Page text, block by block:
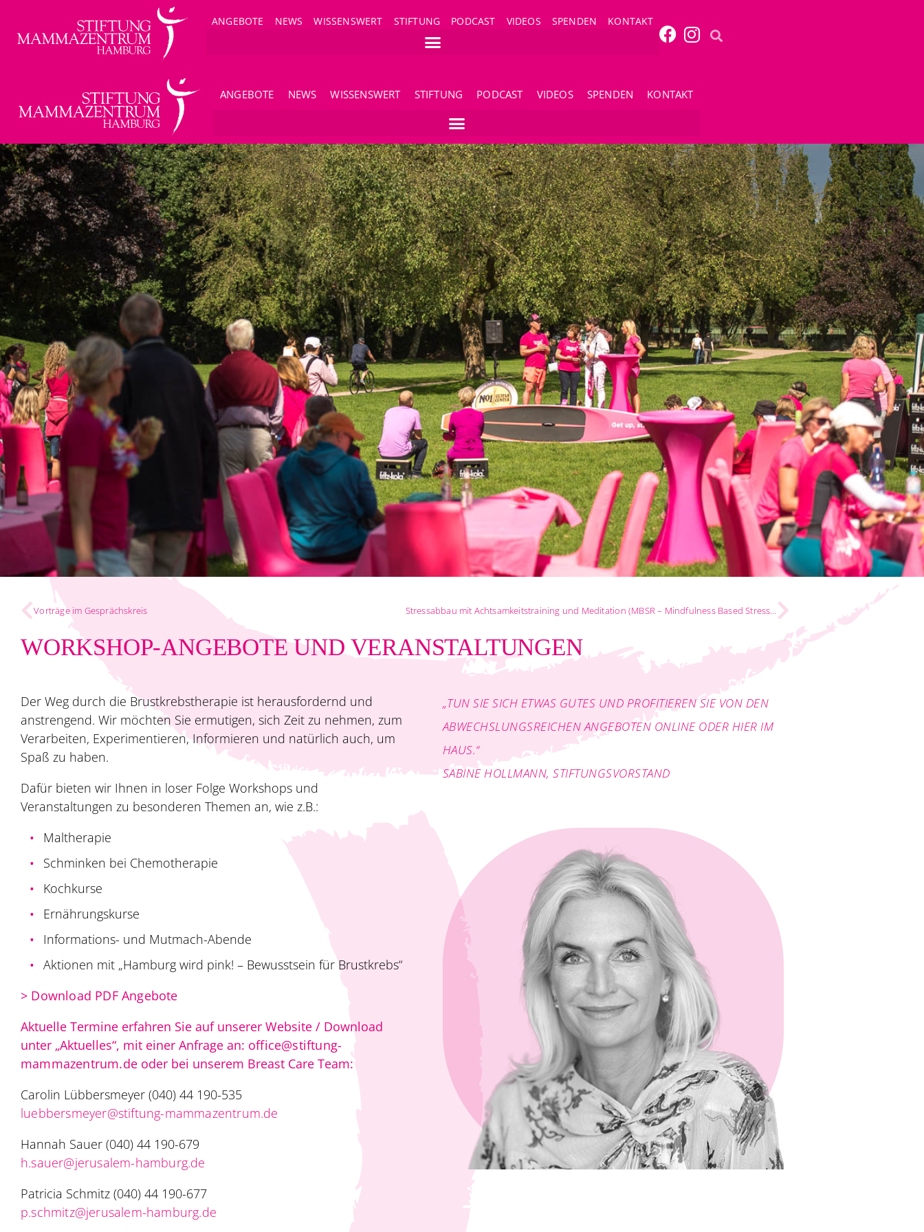
ANGEBOTE NEWS WISSENSWERT STIFTUNG PODCAST VIDEOS SPENDEN KONTAKT
ANGEBOTE NEWS WISSENSWERT STIFTUNG PODCAST VIDEOS SPENDEN KONTAKT
Vorträge im Gesprächskreis Stressabbau mit Achtsamkeitstraining und Meditation (MBSR – Mindfulness Based Stress Reduction)
WORKSHOP-ANGEBOTE UND VERANSTALTUNGEN
Der Weg durch die Brustkrebstherapie ist herausfordernd und
anstrengend. Wir möchten Sie ermutigen, sich Zeit zu nehmen, zum
Verarbeiten, Experimentieren, Informieren und natürlich auch, um
Spaß zu haben.
Dafür bieten wir Ihnen in loser Folge Workshops und
Veranstaltungen zu besonderen Themen an, wie z.B.:
Maltherapie
Schminken bei Chemotherapie
Kochkurse
Ernährungskurse
Informations- und Mutmach-Abende
Aktionen mit „Hamburg wird pink! – Bewusstsein für Brustkrebs“
> Download PDF Angebote
Aktuelle Termine erfahren Sie auf unserer Website / Download
unter „Aktuelles“, mit einer Anfrage an: office@stiftung-
mammazentrum.de oder bei unserem Breast Care Team:
Carolin Lübbersmeyer (040) 44 190-535
luebbersmeyer@stiftung-mammazentrum.de
Hannah Sauer (040) 44 190-679
h.sauer@jerusalem-hamburg.de
Patricia Schmitz (040) 44 190-677
p.schmitz@jerusalem-hamburg.de
„TUN SIE SICH ETWAS GUTES UND PROFITIEREN SIE VON DEN
ABWECHSLUNGSREICHEN ANGEBOTEN ONLINE ODER HIER IM
HAUS.“
SABINE HOLLMANN, STIFTUNGSVORSTAND